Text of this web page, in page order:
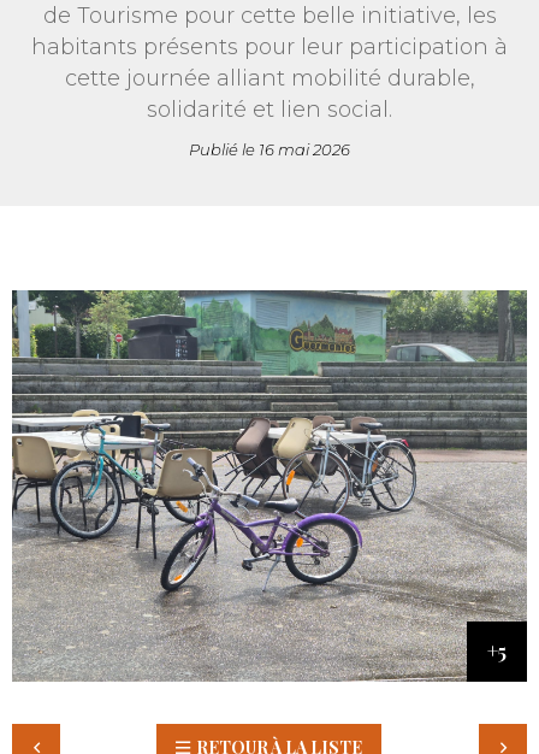
de Tourisme pour cette belle initiative, les
habitants présents pour leur participation à
cette journée alliant mobilité durable,
solidarité et lien social.
Publié le 16 mai 2026
RETOUR À LA LISTE